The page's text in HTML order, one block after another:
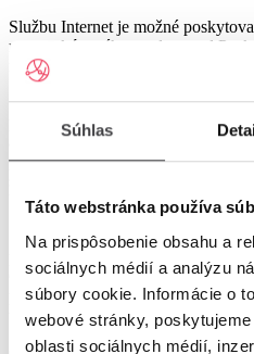
Súhlas
Táto webstránka používa
Na prispôsobenie obsahu a
sociálnych médií a analýzu
súbory cookie. Informácie o
webové stránky,
oblasti sociálnych médií,
Službu Internet je možné
resp. zakúpeného modemu od
resp. podmienok aktuálne platnej
Službu UPC Internet 1000 je
prenajatého resp. zakúpeného
alebo GIGA Connect Box 6
podľa platnej Tarify resp.
UPC Internet.
Služby UPC Internet 1200 a UPC
poskytovať len s využitím
GIGA Connect Box 6 od
podmienok aktuálne platnej
to v lokalitách špecifikovaných v